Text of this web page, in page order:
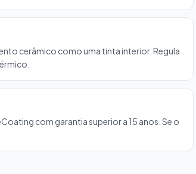
cerâmico como uma tinta interior. Regula
com garantia superior a 15 anos. Se o